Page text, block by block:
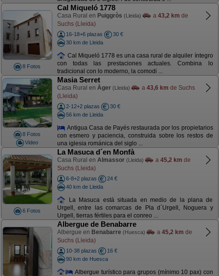
8 Fotos
Cal Miqueló 1778
Casa Rural en Puiggròs (Lleida) a 43,2 km de
Suchs (Lleida)
16-18+6 plazas
30 €
30 km de Lleida
Cal Miqueló 1778 es una casa rural de alquiler íntegro
con todas las prestaciones actuales. Combina lo
tradicional con lo moderno, la comodi ...
8 Fotos
Video
Masia Serret
Casa Rural en Àger (Lleida) a 43,6 km de Suchs
(Lleida)
2-12+2 plazas
30 €
56 km de Lleida
Antigua Casa de Payés restaurada por los propietarios
con esmero y paciencia, construida sobre los restos de
una iglesia románica del siglo ...
6 Fotos
La Masuca d´en Monfà
Casa Rural en Almassor (Lleida) a 45,2 km de
Suchs (Lleida)
6-8+2 plazas
24 €
40 km de Lleida
La Masuca está situada en medio de la plana de
Urgell, entre las comarcas de Pla d´Urgell, Noguera y
Urgell, tierras fértiles para el conreo ...
Albergue de Benabarre
Albergue en Benabarre (Huesca) a 45,2 km de
Suchs (Lleida)
10-38 plazas
16 €
90 km de Huesca
Albergue turístico para grupos (mínimo 10 pax) con